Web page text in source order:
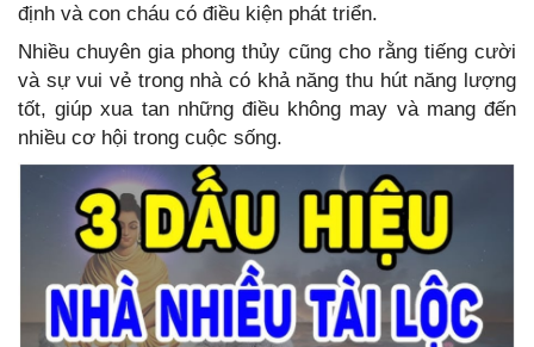
định và con cháu có điều kiện phát triển.
Nhiều chuyên gia phong thủy cũng cho rằng tiếng cười
và sự vui vẻ trong nhà có khả năng thu hút năng lượng
tốt, giúp xua tan những điều không may và mang đến
nhiều cơ hội trong cuộc sống.